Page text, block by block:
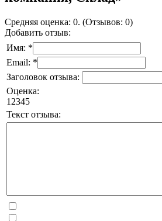
Средняя оценка: 0. (Отзывов: 0)
Добавить отзыв:
Имя: *
Email: *
Заголовок отзыва:
Оценка:
1 2345
Текст отзыва: